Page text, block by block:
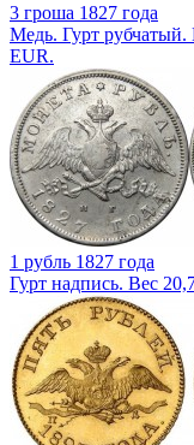
3 гроша 1827 года
Медь. Гурт рубчатый.
EUR.
1 рубль 1827 года
Гурт надпись. Вес